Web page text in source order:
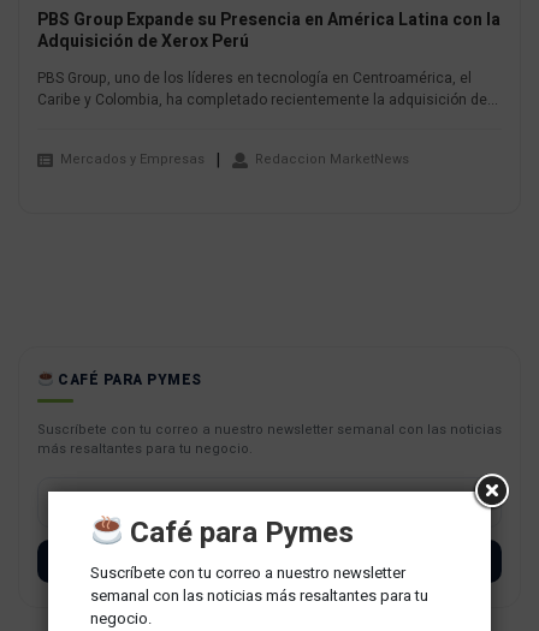
PBS Group Expande su Presencia en América Latina con la
Adquisición de Xerox Perú
PBS Group, uno de los líderes en tecnología en Centroamérica, el
Caribe y Colombia, ha completado recientemente la adquisición de...
Mercados y Empresas Redaccion MarketNews
CAFÉ PARA PYMES
Suscríbete con tu correo a nuestro newsletter semanal con las noticias
más resaltantes para tu negocio.
Café para Pymes
Suscríbete con tu correo a nuestro newsletter
semanal con las noticias más resaltantes para tu
negocio.